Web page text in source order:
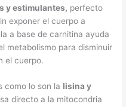
y estimulantes, perfecto
exponer el cuerpo a
a base de carnitina ayuda
metabolismo para disminuir
el cuerpo.
como lo son la lisina y
directo a la mitocondria